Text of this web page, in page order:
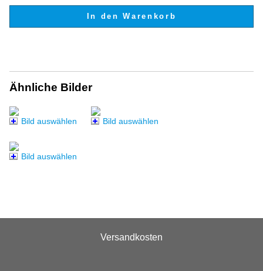
Ähnliche Bilder
Bild auswählen Bild auswählen
Bild auswählen
Versandkosten